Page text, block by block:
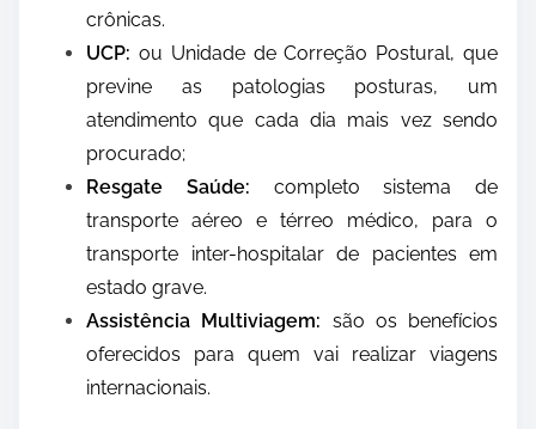
crônicas.
UCP: ou Unidade de Correção Postural, que
previne as patologias posturas, um
atendimento que cada dia mais vez sendo
procurado;
Resgate Saúde: completo sistema de
transporte aéreo e térreo médico, para o
transporte inter-hospitalar de pacientes em
estado grave.
Assistência Multiviagem: são os benefícios
oferecidos para quem vai realizar viagens
internacionais.